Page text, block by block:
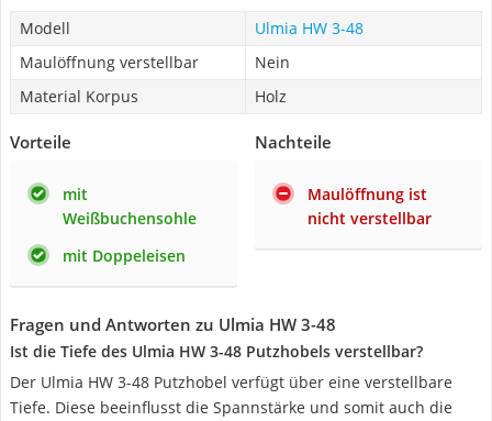
Modell
Ulmia HW 3-48
Maulöffnung verstellbar
Nein
Material Korpus
Holz
Vorteile
mit
Weißbuchensohle
mit Doppeleisen
Nachteile
Maulöffnung ist
nicht verstellbar
Fragen und Antworten zu Ulmia HW 3-48
Ist die Tiefe des Ulmia HW 3-48 Putzhobels verstellbar?
Der Ulmia HW 3-48 Putzhobel verfügt über eine verstellbare
Tiefe. Diese beeinflusst die Spannstärke und somit auch die